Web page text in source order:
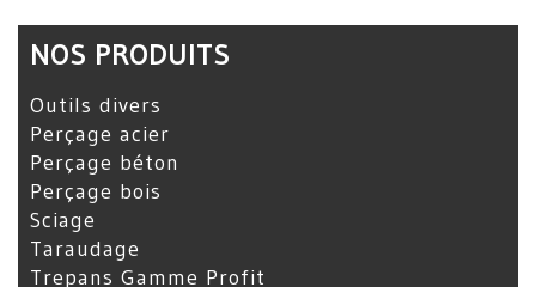
NOS PRODUITS
Outils divers
Perçage acier
Perçage béton
Perçage bois
Sciage
Taraudage
Trepans Gamme Profit